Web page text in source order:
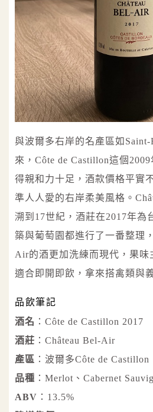
與波爾多右岸的名產區如
來，Côte de Castillon這個
得親和力十足，酒款價格平實
準人人愛的右岸柔美風格。
溯到17世紀，酒莊在2017年為
築與葡萄園都進行了一番整理
Air的酒更加洗練而現代，果味
適合即開即飲，拿來搭禽類與
品飲筆記
酒名 ：Côte de Castillon 2017
酒莊 ：Château Bel-Air
產區 ：波爾多Côte de Castillon
品種 ：Merlot、Cabernet
ABV ：13.5%